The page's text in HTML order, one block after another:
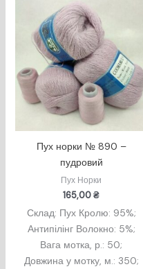
Пух норки № 890 –
пудровий
Пух Норки
165,00₴
Склад: Пух Кролю: 95%;
Антипілінг Волокно: 5%;
Вага мотка, р.: 50;
Довжина у мотку, м.: 350;